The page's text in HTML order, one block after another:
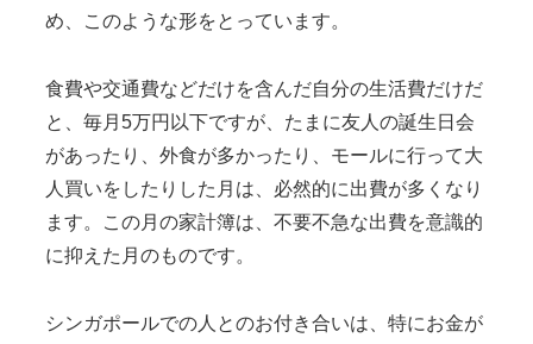
め、このような形をとっています。
食費や交通費などだけを含んだ自分の生活費だけだ
と、毎月5万円以下ですが、たまに友人の誕生日会
があったり、外食が多かったり、モールに行って大
人買いをしたりした月は、必然的に出費が多くなり
ます。この月の家計簿は、不要不急な出費を意識的
に抑えた月のものです。
シンガポールでの人とのお付き合いは、特にお金が